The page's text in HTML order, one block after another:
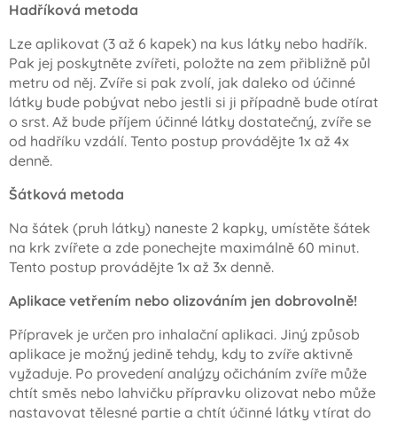
Hadříková metoda
Lze aplikovat (3 až 6 kapek) na kus látky nebo hadřík.
Pak jej poskytněte zvířeti, položte na zem přibližně půl
metru od něj. Zvíře si pak zvolí, jak daleko od účinné
látky bude pobývat nebo jestli si ji případně bude otírat
o srst. Až bude příjem účinné látky dostatečný, zvíře se
od hadříku vzdálí. Tento postup provádějte 1x až 4x
denně.
Šátková metoda
Na šátek (pruh látky) naneste 2 kapky, umístěte šátek
na krk zvířete a zde ponechejte maximálně 60 minut.
Tento postup provádějte 1x až 3x denně.
Aplikace vetřením nebo olizováním jen dobrovolně!
Přípravek je určen pro inhalační aplikaci. Jiný způsob
aplikace je možný jedině tehdy, kdy to zvíře aktivně
vyžaduje. Po provedení analýzy očicháním zvíře může
chtít směs nebo lahvičku přípravku olizovat nebo může
nastavovat tělesné partie a chtít účinné látky vtírat do